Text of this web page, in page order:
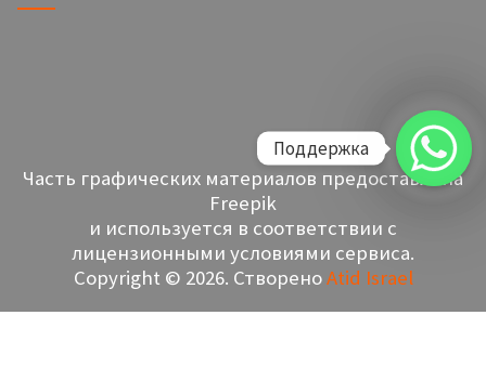
Часть графических материалов предоставлена
Freepik
и используется в соответствии с
лицензионными условиями сервиса.
Copyright © 2026. СтвореноAtid Israel
Поддержка